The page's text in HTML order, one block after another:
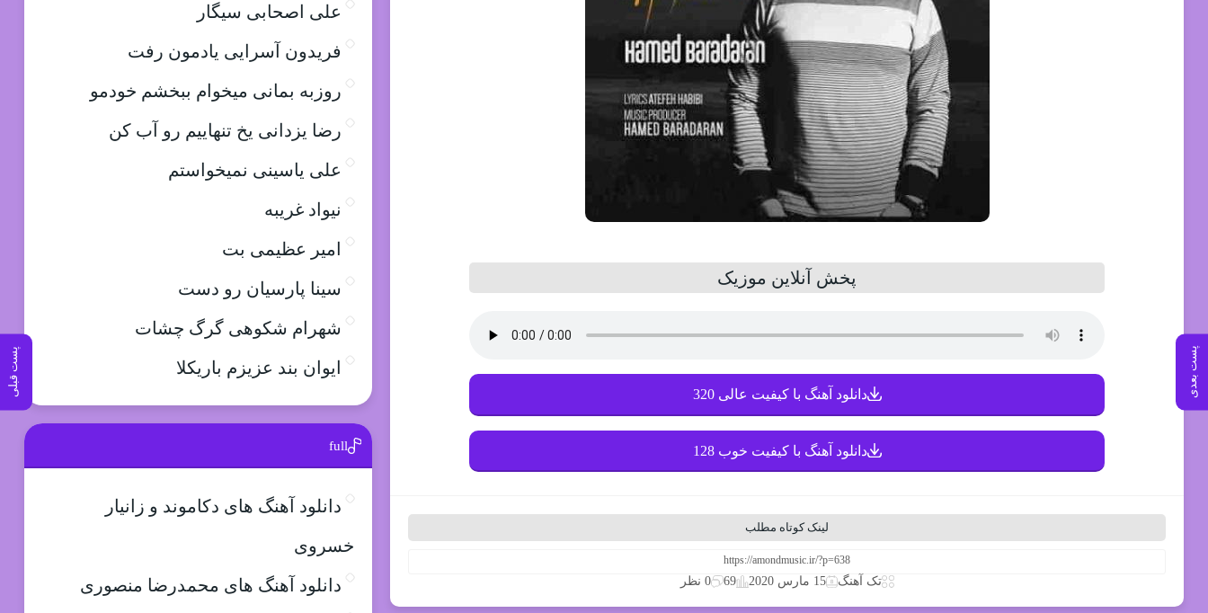
پست بعدی پست قبلی
پخش آنلاین موزیک
دانلود آهنگ با کیفیت عالی 320
دانلود آهنگ با کیفیت خوب 128
لینک کوتاه مطلب
تک آهنگ 15 مارس 2020 69 0 نظر
علی اصحابی سیگار
فریدون آسرایی یادمون رفت
روزبه بمانی میخوام ببخشم خودمو
رضا یزدانی یخ تنهاییم رو آب کن
علی یاسینی نمیخواستم
نیواد غریبه
امیر عظیمی بت
سینا پارسیان رو دست
شهرام شکوهی گرگ چشات
ایوان بند عزیزم باریکلا
full
دانلود آهنگ های دکاموند و زانیار
خسروی
دانلود آهنگ های محمدرضا منصوری